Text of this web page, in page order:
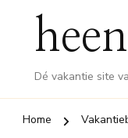
Dé vakantie site
Home